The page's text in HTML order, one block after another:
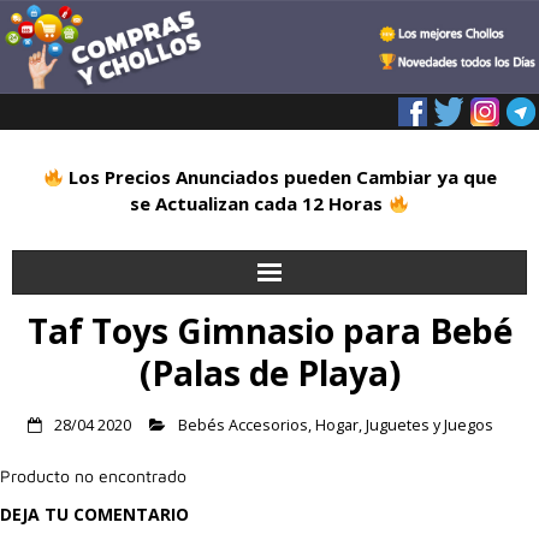
Los Precios Anunciados pueden Cambiar ya que
se Actualizan cada 12 Horas
Inicio
Deportes
Taf Toys Gimnasio para Bebé
(Palas de Playa)
28/04 2020 Bebés Accesorios,Hogar,Juguetes y Juegos
Producto no encontrado
DEJA TU COMENTARIO